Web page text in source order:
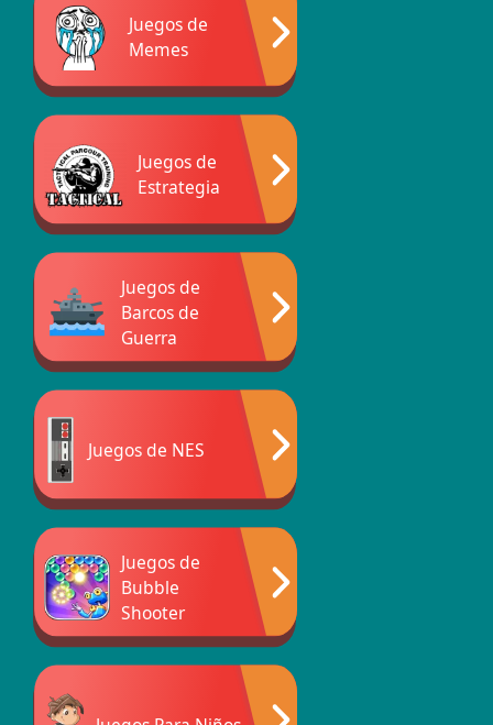
Juegos de
Memes
Juegos de
Estrategia
Juegos de
Barcos de
Guerra
Juegos de NES
Juegos de
Bubble
Shooter